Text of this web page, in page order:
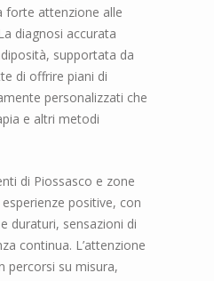
forte attenzione alle
diagnosi accurata
supportata da
di offrire piani di
personalizzati che
e altri metodi
di Piossasco e zone
positive, con
duraturi, sensazioni di
continua. L’attenzione
percorsi su misura,